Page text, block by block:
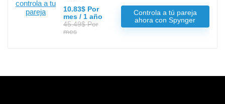
10.83$ Por
mes / 1 año
45.49$ Por
mes
Controla a tú pareja
ahora con Spynger